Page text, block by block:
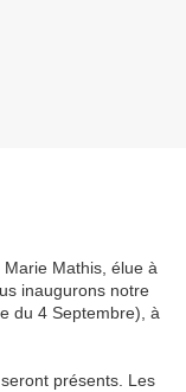
Mathis, élue à
inaugurons notre
du 4 Septembre), à
présents. Les